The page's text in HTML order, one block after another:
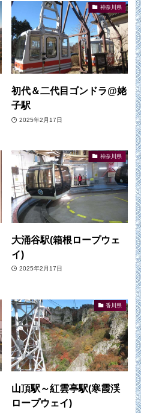
神奈川県
初代＆二代目ゴンドラ@姥
子駅
2025年2月17日
神奈川県
大涌谷駅(箱根ロープウェ
イ)
2025年2月17日
香川県
山頂駅～紅雲亭駅(寒霞渓
ロープウェイ)